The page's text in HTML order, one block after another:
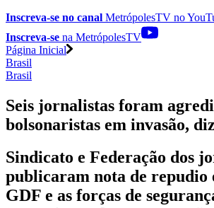
Inscreva-se no canal MetrópolesTV no
Inscreva-se na MetrópolesTV
Página Inicial
Brasil
Brasil
Seis jornalistas foram
bolsonaristas em invasão,
Sindicato e Federação dos
publicaram nota de repudio
GDF e as forças de